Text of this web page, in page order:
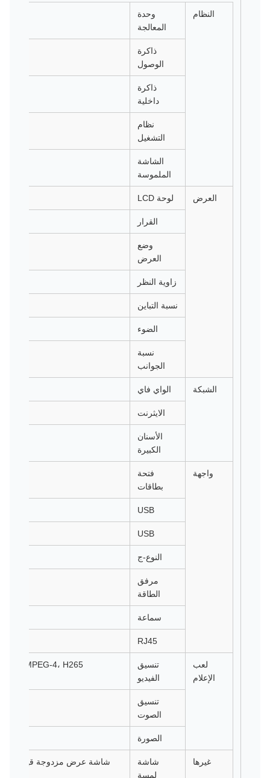
النظام
وحدة
المعالجة
ذاكرة
الوصول
ذاكرة
داخلية
نظام
التشغيل
الشاشة
الملموسة
العرض لوحة LCD
القرار
وضع
العرض
زاوية النظر
نسبة التباين
الضوء
نسبة
الجوانب
الشبكة الواي فاي
الايثرنت
الأسنان
الكبيرة
واجهة
فتحة
بطاقات
USB
USB
النوع-ج
مرفق
الطاقة
سماعة
RJ45
لعب
الإعلام
تنسيق
الفيديو
تنسيق
الصوت
الصورة
غيرها
شاشة
لمسة
شاشة عرض مزدوجة قياسية